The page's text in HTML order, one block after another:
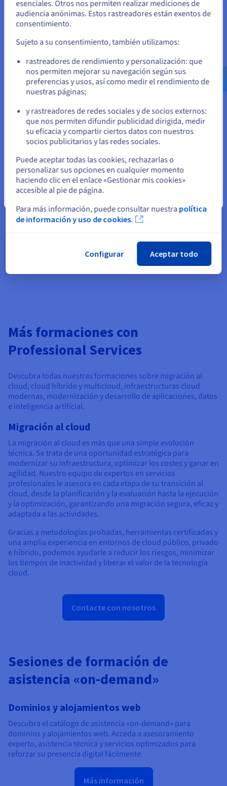
Hosted
Private
Cloud
Primeros pasos con
Veeam Managed
Backup
2 h
Hosted
Private Primeros pasos con 2 h
Hosted
Private
Cloud
Primeros pasos con la
solución VMware on
OVHcloud con
certificación
SecNumCloud
Public
Cloud
Primeros pasos con el
Public Cloud de
OVHcloud
4 h
Public
Cloud
Primeros pasos con el
servicio Managed
Kubernetes de
OVHcloud
4 h
Public
Cloud
Primeros pasos con el
servicio Managed
Databases for
MongoDB de
4 h
Primeros pasos con el
servicio Managed
Databases de 2 h
Más formaciones con
Professional Services
Descubra todas nuestras formaciones sobre migración al
cloud, cloud híbrido y multicloud, infraestructuras cloud
modernas, modernización y desarrollo de aplicaciones, datos
e inteligencia artificial.
Migración al cloud
La migración al cloud es más que una simple evolución
técnica. Se trata de una oportunidad estratégica para
modernizar su infraestructura, optimizar los costes y ganar en
agilidad. Nuestro equipo de expertos en servicios
profesionales le asesora en cada etapa de su transición al
cloud, desde la planificación y la evaluación hasta la ejecución
y la optimización, garantizando una migración segura, eficaz y
adaptada a las actividades.
Gracias a metodologías probadas, herramientas certificadas y
una amplia experiencia en entornos de cloud público, privado
e híbrido, podemos ayudarle a reducir los riesgos, minimizar
los tiempos de inactividad y liberar el valor de la tecnología
cloud.
Contacte con nosotros
Sesiones de formación de
asistencia «on-demand»
Dominios y alojamientos web
Descubra el catálogo de asistencia «on-demand» para
dominios y alojamientos web. Acceda a asesoramiento
experto, asistencia técnica y servicios optimizados para
reforzar su presencia digital fácilmente.
Más información
Si quiere hacer un pedido desde Estados Unidos, deberá buscar
el sitio web adecuado y crear una cuenta.
us.ovhcloud.com/
Inglés USD - $
Permanezca en el sitio web actual
esenciales. Otros nos permiten realizar mediciones de
audiencia anónimas. Estos rastreadores están exentos de
consentimiento.
Sujeto a su consentimiento, también utilizamos:
rastreadores de rendimiento y personalización: que
nos permiten mejorar su navegación según sus
preferencias y usos, así como medir el rendimiento de
nuestras páginas;
y rastreadores de redes sociales y de socios externos:
que nos permiten difundir publicidad dirigida, medir
su eficacia y compartir ciertos datos con nuestros
socios publicitarios y las redes sociales.
Puede aceptar todas las cookies, rechazarlas o
personalizar sus opciones en cualquier momento
haciendo clic en el enlace «Gestionar mis cookies»
accesible al pie de página.
Para más información, puede consultar nuestra política
de información y uso de cookies.
Configurar Aceptar todo